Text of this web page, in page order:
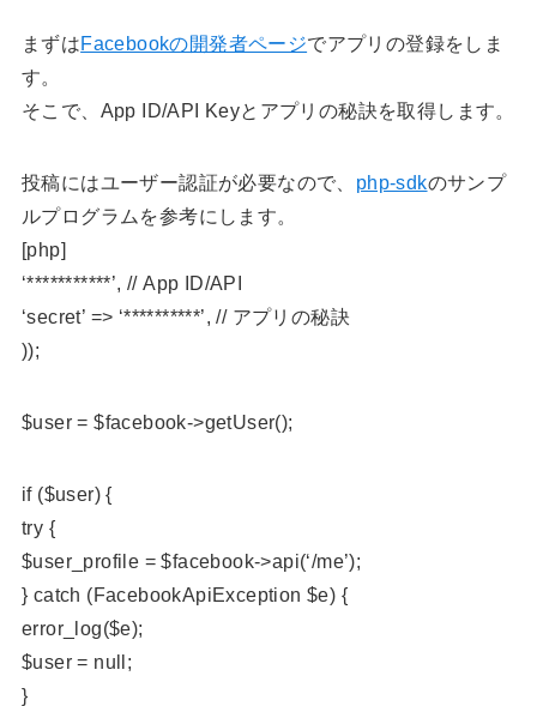
まずはFacebookの開発者ページでアプリの登録をしま
す。
そこで、App ID/API Keyとアプリの秘訣を取得します。
投稿にはユーザー認証が必要なので、 php-sdkのサンプ
ルプログラムを参考にします。
[php]
‘***********’, // App ID/API
‘secret’ => ‘**********’, // アプリの秘訣
));
$user = $facebook->getUser();
if ($user) {
try {
$user_profile = $facebook->api(‘/me’);
} catch (FacebookApiException $e) {
error_log($e);
$user = null;
}